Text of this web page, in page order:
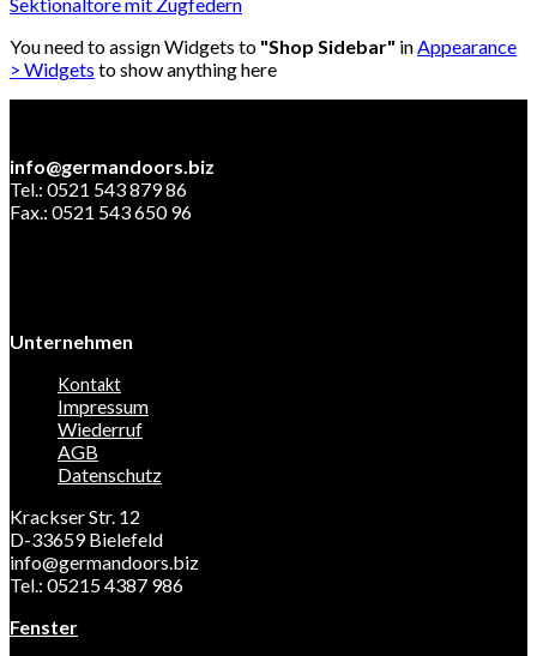
You need to assign Widgets to "Shop Sidebar" inAppearance
> Widgets to show anything here
info@germandoors.biz
Tel.: 0521 543 879 86
Fax.: 0521 543 650 96
Unternehmen
Kontakt
Impressum
Wiederruf
AGB
Datenschutz
Krackser Str. 12
D-33659 Bielefeld
info@germandoors.biz
Tel.: 05215 4387 986
Fenster